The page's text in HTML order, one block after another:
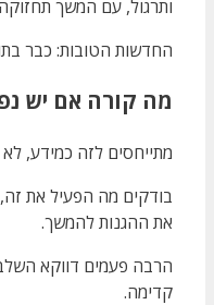
ותרגול, עם המשך
החדשות הטובות: כבר
מה קורה אם יש
מתייחסים לזה כמידע, לא
בודקים מה הפעיל את
את ההגנות להמשך.
הרבה פעמים דווקא
קדימה.